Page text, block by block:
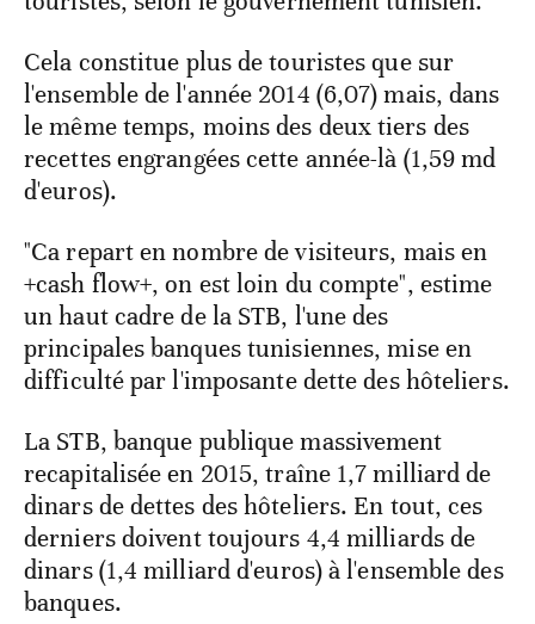
Cela constitue plus de touristes que sur
l'ensemble de l'année 2014 (6,07) mais, dans
le même temps, moins des deux tiers des
recettes engrangées cette année-là (1,59 md
d'euros).
"Ca repart en nombre de visiteurs, mais en
+cash flow+, on est loin du compte", estime
un haut cadre de la STB, l'une des
principales banques tunisiennes, mise en
difficulté par l'imposante dette des hôteliers.
La STB, banque publique massivement
recapitalisée en 2015, traîne 1,7 milliard de
dinars de dettes des hôteliers. En tout, ces
derniers doivent toujours 4,4 milliards de
dinars (1,4 milliard d'euros) à l'ensemble des
banques.